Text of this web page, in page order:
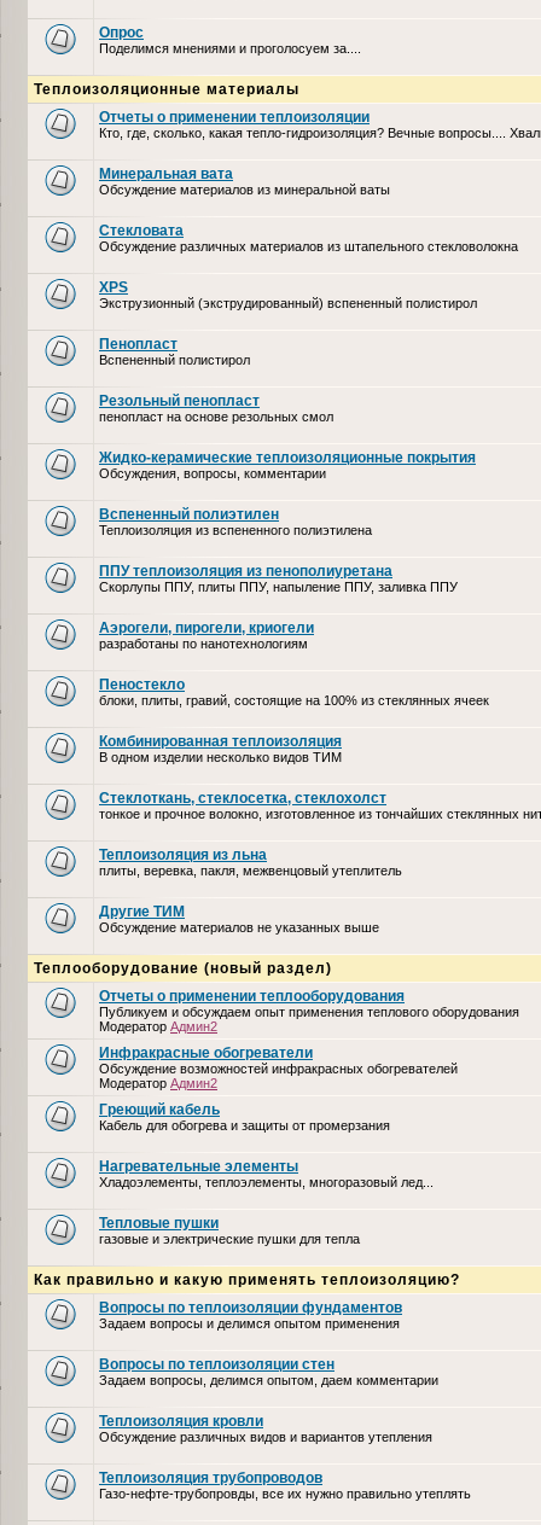
Опрос
Поделимся мнениями и проголосуем за....
Теплоизоляционные материалы
Отчеты о применении теплоизоляции
Кто, где, сколько, какая тепло-гидроизоляция? Вечные вопросы....
Минеральная вата
Обсуждение материалов из минеральной ваты
Стекловата
Обсуждение различных материалов из штапельного стекловолокна
XPS
Экструзионный (экструдированный) вспененный полистирол
Пенопласт
Вспененный полистирол
Резольный пенопласт
пенопласт на основе резольных смол
Жидко-керамические теплоизоляционные покрытия
Обсуждения, вопросы, комментарии
Вспененный полиэтилен
Теплоизоляция из вспененного полиэтилена
ППУ теплоизоляция из пенополиуретана
Скорлупы ППУ, плиты ППУ, напыление ППУ, заливка ППУ
Аэрогели, пирогели, криогели
разработаны по нанотехнологиям
Пеностекло
блоки, плиты, гравий, состоящие на 100% из стеклянных ячеек
Комбинированная теплоизоляция
В одном изделии несколько видов ТИМ
Стеклоткань, стеклосетка, cтеклохолст
тонкое и прочное волокно, изготовленное из тончайших стеклянных
Теплоизоляция из льна
плиты, веревка, пакля, межвенцовый утеплитель
Другие ТИМ
Обсуждение материалов не указанных выше
Теплооборудование (новый раздел)
Отчеты о применении теплооборудования
Публикуем и обсуждаем опыт применения теплового оборудования
Модератор Админ2
Инфракрасные обогреватели
Обсуждение возможностей инфракрасных обогревателей
Модератор Админ2
Греющий кабель
Кабель для обогрева и защиты от промерзания
Нагревательные элементы
Хладоэлементы, теплоэлементы, многоразовый лед...
Тепловые пушки
газовые и электрические пушки для тепла
Как правильно и какую применять теплоизоляцию?
Вопросы по теплоизоляции фундаментов
Задаем вопросы и делимся опытом применения
Вопросы по теплоизоляции стен
Задаем вопросы, делимся опытом, даем комментарии
Теплоизоляция кровли
Обсуждение различных видов и вариантов утепления
Теплоизоляция трубопроводов
Газо-нефте-трубопровды, все их нужно правильно утеплять